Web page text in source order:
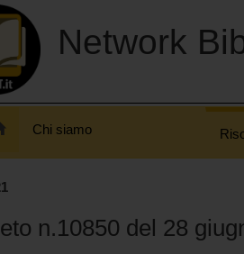
Network
Chi siamo
n.10850 del 28